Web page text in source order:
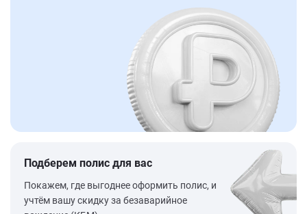
Подберем полис для вас
Покажем, где выгоднее оформить полис, и
учтём вашу скидку за безаварийное